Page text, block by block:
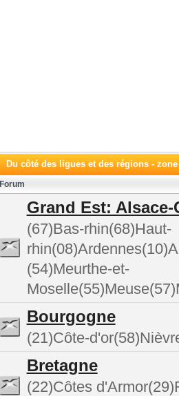
Du côté des ligues et des régions -
Forum
Grand Est:
(67)Bas-rhin(68)Haut-
(54)Meurthe-et-
Bourgogne
(21)Côte-
Bretagne
(22)Côtes